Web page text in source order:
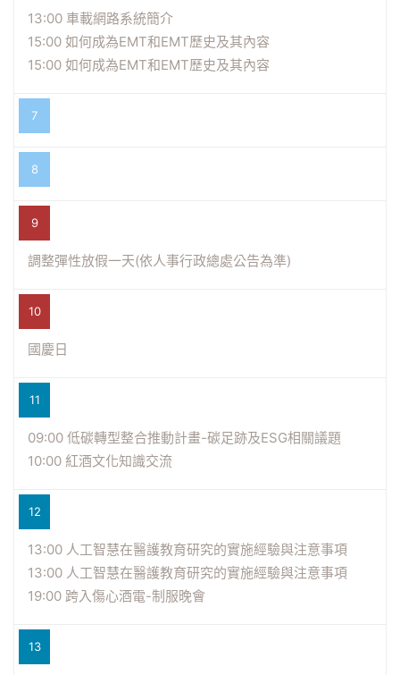
13:00 車載網路系統簡介
15:00 如何成為EMT和EMT歷史及其內容
15:00 如何成為EMT和EMT歷史及其內容
7
8
9
調整彈性放假一天(依人事行政總處公告為準)
10
國慶日
11
09:00 低碳轉型整合推動計畫-碳足跡及ESG相關議題
10:00 紅酒文化知識交流
12
13:00 人工智慧在醫護教育研究的實施經驗與注意事項
13:00 人工智慧在醫護教育研究的實施經驗與注意事項
19:00 跨入傷心酒電-制服晚會
13